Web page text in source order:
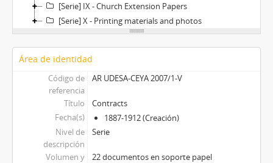
[Serie] IX - Church Extension Papers
[Serie] X - Printing materials and photos
Área de identidad
Código de
referencia
AR UDESA-CEYA 2007/1-V
Título
Contracts
Fecha(s)
1887-1912 (Creación)
Nivel de
descripción
Serie
Volumen y
22 documentos en soporte papel